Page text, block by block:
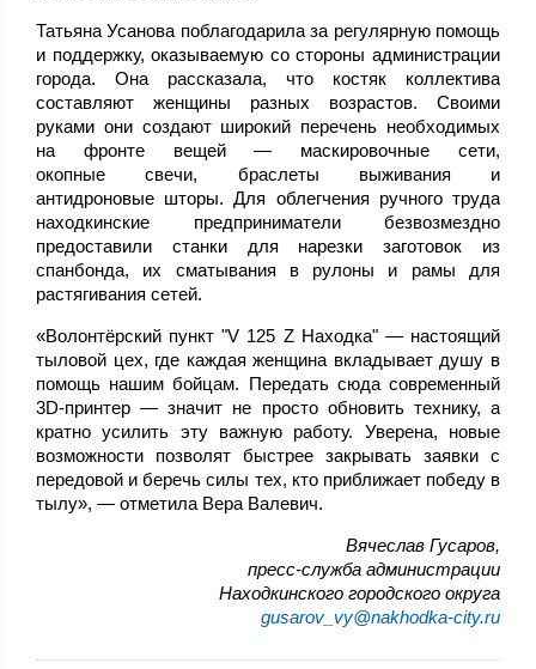
Татьяна Усанова поблагодарила за регулярную помощь
и поддержку, оказываемую со стороны администрации
города. Она рассказала, что костяк коллектива
составляют женщины разных возрастов. Своими
руками они создают широкий перечень необходимых
на фронте вещей — маскировочные сети,
окопные свечи, браслеты выживания и
антидроновые шторы. Для облегчения ручного труда
находкинские предприниматели безвозмездно
предоставили станки для нарезки заготовок из
спанбонда, их сматывания в рулоны и рамы для
растягивания сетей.
«Волонтёрский пункт "V 125 Z Находка" — настоящий
тыловой цех, где каждая женщина вкладывает душу в
помощь нашим бойцам. Передать сюда современный
3D-принтер — значит не просто обновить технику, а
кратно усилить эту важную работу. Уверена, новые
возможности позволят быстрее закрывать заявки с
передовой и беречь силы тех, кто приближает победу в
тылу», — отметила Вера Валевич.
Вячеслав Гусаров,
пресс-служба администрации
Находкинского городского округа
gusarov_vy@nakhodka-city.ru